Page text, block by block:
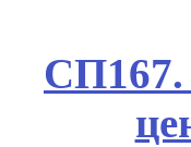
СП167.